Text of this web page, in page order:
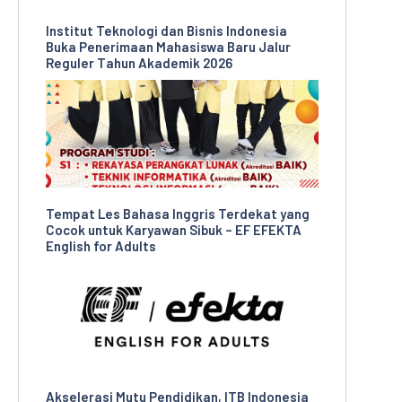
Institut Teknologi dan Bisnis Indonesia
Buka Penerimaan Mahasiswa Baru Jalur
Reguler Tahun Akademik 2026
Tempat Les Bahasa Inggris Terdekat yang
Cocok untuk Karyawan Sibuk – EF EFEKTA
English for Adults
Akselerasi Mutu Pendidikan, ITB Indonesia